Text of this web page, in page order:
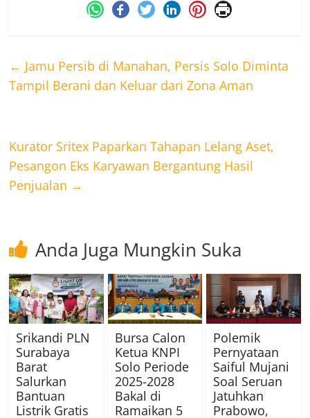
← Jamu Persib di Manahan, Persis Solo Diminta
Tampil Berani dan Keluar dari Zona Aman
Kurator Sritex Paparkan Tahapan Lelang Aset,
Pesangon Eks Karyawan Bergantung Hasil
Penjualan →
Anda Juga Mungkin Suka
Srikandi PLN
Surabaya
Barat
Salurkan
Bantuan
Listrik Gratis
Bursa Calon
Ketua KNPI
Solo Periode
2025-2028
Bakal di
Ramaikan 5
Polemik
Pernyataan
Saiful Mujani
Soal Seruan
Jatuhkan
Prabowo,